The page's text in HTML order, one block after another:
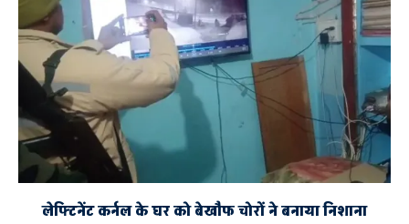
लेफ्टिनेंट कर्नल के घर को बेखौफ चोरों ने बनाया निशाना